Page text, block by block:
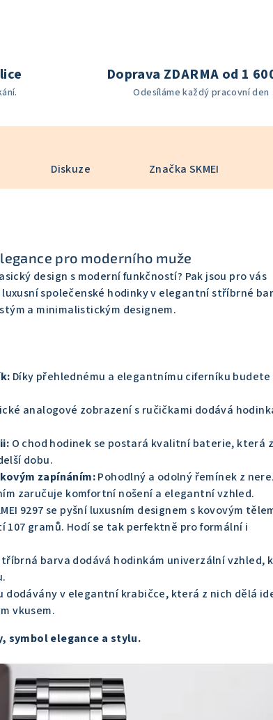
Doprava ZDARMA od 1
Odesíláme každý pracovní den
Diskuze Značka SKMEI
pro moderního muže
design s moderní funkčností? Pak jsou pro vás
společenské hodinky v elegantní stříbrné
a minimalistickým designem.
Díky přehlednému a elegantnímu ciferníku
analogové zobrazení s ručičkami dodává
O chod hodinek se postará kvalitní baterie, která
dobu.
zapínáním:Pohodlný a odolný řemínek z
zaručuje komfortní nošení a elegantní vzhled.
9297 se pyšní luxusním designem s kovovým
107 gramů. Hodí se tak perfektně pro formální i
barva dodává hodinkám univerzální vzhled,
dodávány v elegantní krabičce, která z nich dělá
vkusem.
symbol elegance a stylu.